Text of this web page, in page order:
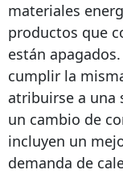
materiales
productos que
están
cumplir la
atribuirse a una
un cambio de
incluyen un
demanda de